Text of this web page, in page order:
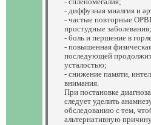
- диффузная миалгия и
- частые повторные
простудные заболевания;
- боль и першение в
- повышенная
последующей
усталостью;
- снижение памяти,
внимания.
При постановке
следует уделить
обследованию с тем,
альтернативную